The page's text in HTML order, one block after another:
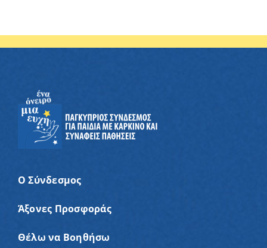
Ο Σύνδεσμος
Άξονες Προσφοράς
Θέλω να Βοηθήσω